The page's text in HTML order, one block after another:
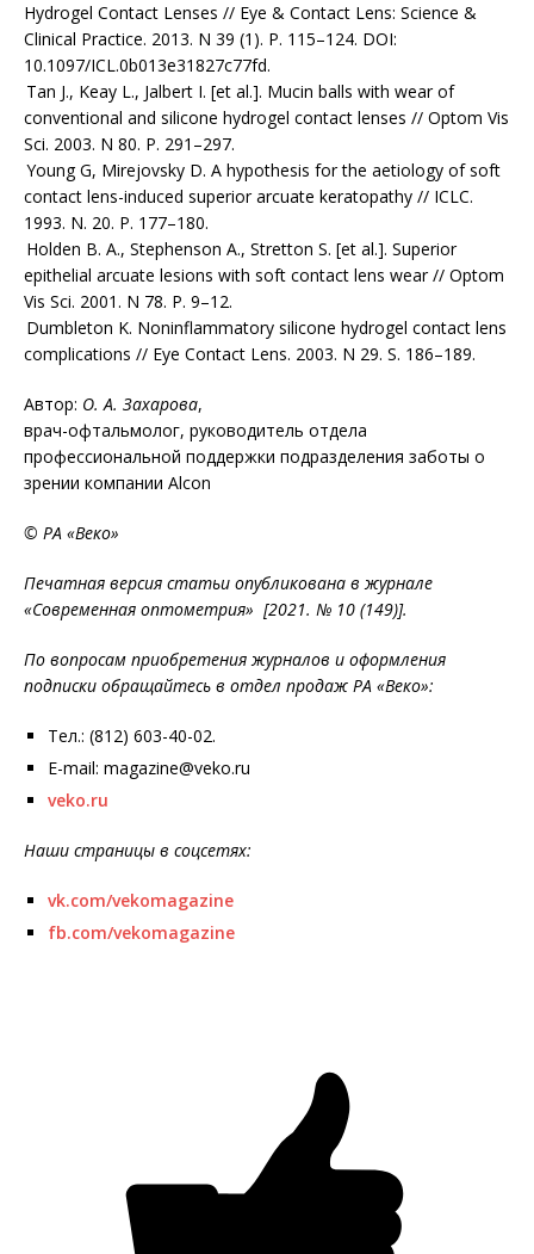
Hydrogel Contact Lenses // Eye & Contact Lens: Science &
Clinical Practice. 2013. N 39 (1). P. 115–124. DOI:
10.1097/ICL.0b013e31827c77fd.
Tan J., Keay L., Jalbert I. [et al.]. Mucin balls with wear of
conventional and silicone hydrogel contact lenses // Optom Vis
Sci. 2003. N 80. P. 291–297.
Young G, Mirejovsky D. A hypothesis for the aetiology of soft
contact lens-induced superior arcuate keratopathy // ICLC.
1993. N. 20. P. 177–180.
Holden B. A., Stephenson A., Stretton S. [et al.]. Superior
epithelial arcuate lesions with soft contact lens wear // Optom
Vis Sci. 2001. N 78. P. 9–12.
Dumbleton K. Noninflammatory silicone hydrogel contact lens
complications // Eye Contact Lens. 2003. N 29. S. 186–189.
Автор: О. А. Захарова,
врач-офтальмолог, руководитель отдела
профессиональной поддержки подразделения заботы о
зрении компании Alcon
© РА «Веко»
Печатная версия статьи опубликована в журнале
«Современная оптометрия» [2021. № 10 (149)].
По вопросам приобретения журналов и оформления
подписки обращайтесь в отдел продаж РА «Веко»:
Тел.: (812) 603-40-02.
E-mail: magazine@veko.ru
veko.ru
Наши страницы в соцсетях:
vk.com/vekomagazine
fb.com/vekomagazine